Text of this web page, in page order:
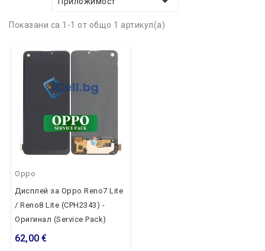
Показани са 1-1 от общо 1 артикул(а)
Oppo
Дисплей за Oppo Reno7 Lite
/ Reno8 Lite (CPH2343) -
Оригинал (Service Pack)
62,00 €